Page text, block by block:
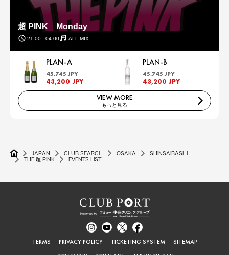
超 PINK Monday
21:00 - 04:00 ALL MIX
PLAN-A
45,745 JPY
43,200 JPY
PLAN-B
45,745 JPY
43,200 JPY
VIEW MORE
もっと見る
JAPAN CLUB SEARCH OSAKA
SHINSAIBASHI
THE 超 PINK
EVENTS LIST
TERMS PRIVACY POLICY TICKETING SYSTEM
SITEMAP